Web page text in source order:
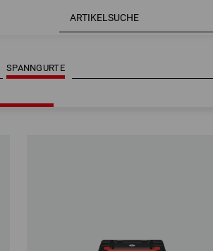
SPANNGURTE
SPANNGURTE